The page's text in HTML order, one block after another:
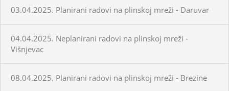
03.04.2025. Planirani radovi na plinskoj mreži - Daruvar
04.04.2025. Neplanirani radovi na plinskoj mreži -
Višnjevac
08.04.2025. Planirani radovi na plinskoj mreži - Brezine